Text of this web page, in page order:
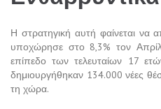
Η στρατηγική αυτή φαίνεται να
υποχώρησε στο 8,3% τον
επίπεδο των τελευταίων 17
δημιουργήθηκαν 134.000 νέες
τη χώρα.